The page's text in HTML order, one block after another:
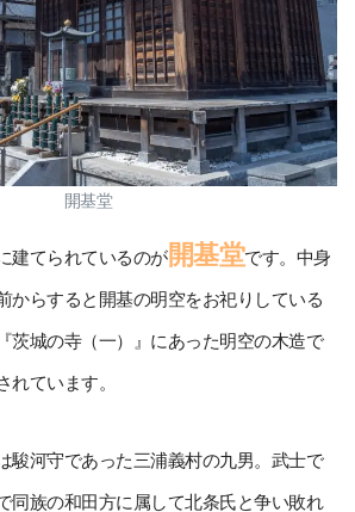
開基堂
建てられているのが開基堂です。中身
からすると開基の明空をお祀りしている
茨城の寺（一）』にあった明空の木造で
れています。
駿河守であった三浦義村の九男。武士で
同族の和田方に属して北条氏と争い敗れ